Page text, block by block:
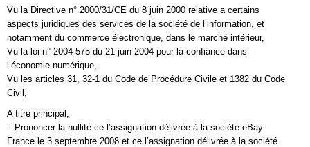
Vu la Directive n° 2000/31/CE du 8 juin 2000 relative a certains
aspects juridiques des services de la société de l’information, et
notamment du commerce électronique, dans le marché intérieur,
Vu la loi n° 2004-575 du 21 juin 2004 pour la confiance dans
l’économie numérique,
Vu les articles 31, 32-1 du Code de Procédure Civile et 1382 du Code
Civil,
A titre principal,
– Prononcer la nullité ce l’assignation délivrée à la société eBay
France le 3 septembre 2008 et ce l’assignation délivrée à la société